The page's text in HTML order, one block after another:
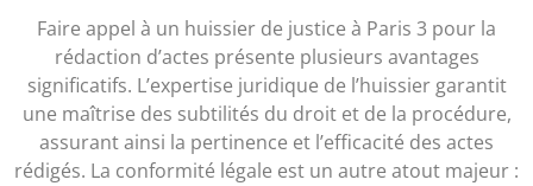
Faire appel à un huissier de justice à Paris 3 pour la
rédaction d’actes présente plusieurs avantages
significatifs. L’expertise juridique de l’huissier garantit
une maîtrise des subtilités du droit et de la procédure,
assurant ainsi la pertinence et l’efficacité des actes
rédigés. La conformité légale est un autre atout majeur :